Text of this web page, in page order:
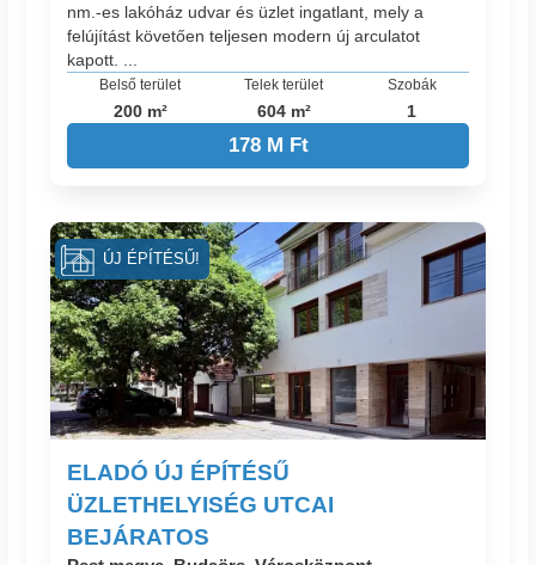
nm.-es lakóház udvar és üzlet ingatlant, mely a
felújítást követően teljesen modern új arculatot
kapott. ...
Belső terület
200 m²
Telek terület
604 m²
Szobák
1
178 M Ft
ELADÓ ÚJ ÉPÍTÉSŰ
ÜZLETHELYISÉG UTCAI
BEJÁRATOS
ÚJ ÉPÍTÉSŰ!